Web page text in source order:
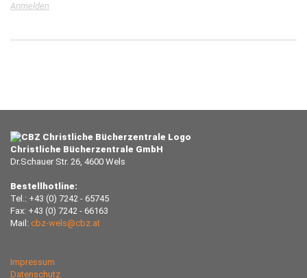
Anmelden
Christliche Bücherzentrale GmbH
Dr.Schauer Str. 26, 4600 Wels
Bestellhotline:
Tel.: +43 (0) 7242 - 65745
Fax: +43 (0) 7242 - 66163
Mail: cbz-wels@cbz.at
Impressum
Datenschutz